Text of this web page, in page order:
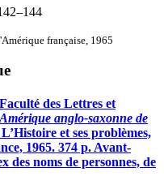
française, 1965
des Lettres et
anglo-saxonne de
et ses problèmes,
1965. 374 p. Avant-
des noms de personnes, de